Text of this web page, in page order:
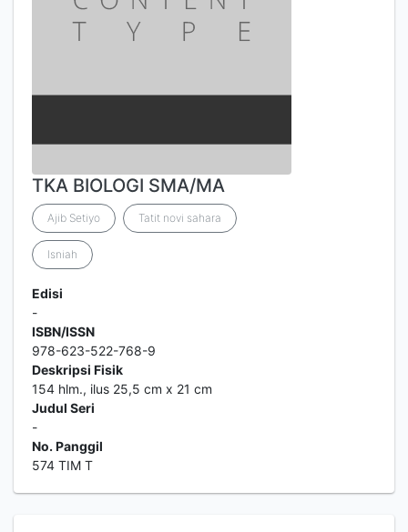
TKA BIOLOGI SMA/MA
Ajib Setiyo Tatit novi sahara
Isniah
Edisi
-
ISBN/ISSN
978-623-522-768-9
Deskripsi Fisik
154 hlm., ilus 25,5 cm x 21 cm
Judul Seri
-
No. Panggil
574 TIM T